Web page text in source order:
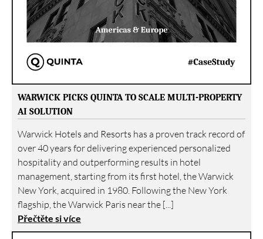
WARWICK PICKS QUINTA TO SCALE MULTI-PROPERTY
AI SOLUTION
Warwick Hotels and Resorts has a proven track record of
over 40 years for delivering experienced personalized
hospitality and outperforming results in hotel
management, starting from its first hotel, the Warwick
New York, acquired in 1980. Following the New York
flagship, the Warwick Paris near the [...]
Přečtěte si více